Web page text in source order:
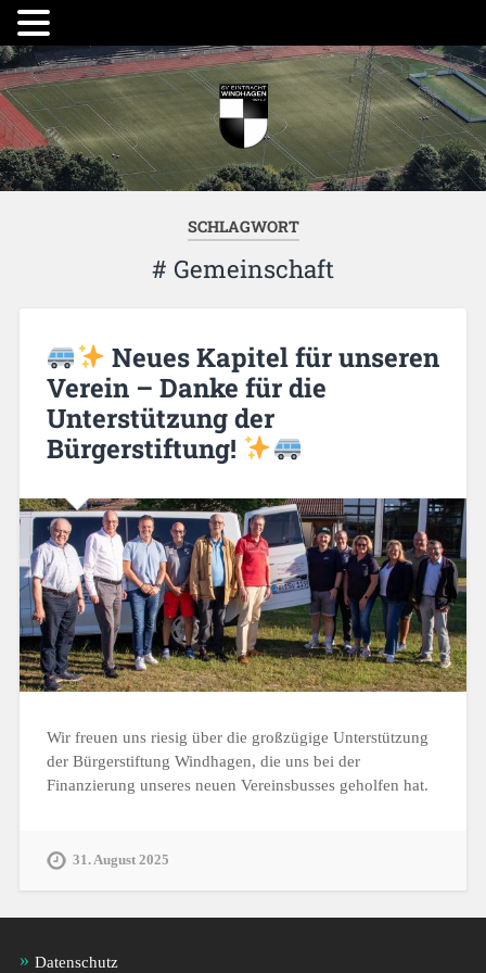
SCHLAGWORT
# Gemeinschaft
Neues Kapitel für unseren
Verein – Danke für die
Unterstützung der
Bürgerstiftung!
Wir freuen uns riesig über die großzügige Unterstützung
der Bürgerstiftung Windhagen, die uns bei der
Finanzierung unseres neuen Vereinsbusses geholfen hat.
31. August 2025
Datenschutz